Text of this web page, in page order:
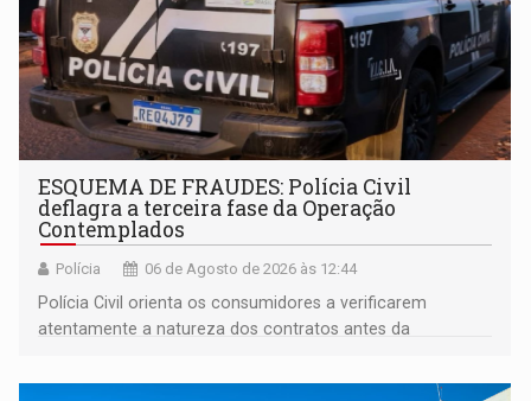
ESQUEMA DE FRAUDES: Polícia Civil
deflagra a terceira fase da Operação
Contemplados
Polícia 06 de Agosto de 2026 às 12:44
Polícia Civil orienta os consumidores a verificarem
atentamente a natureza dos contratos antes da